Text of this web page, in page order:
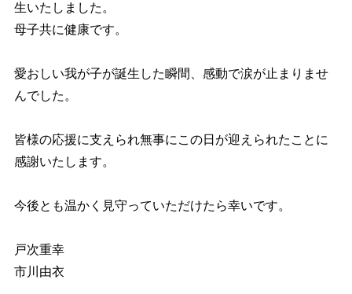
生いたしました。
母子共に健康です。
愛おしい我が子が誕生した瞬間、感動で涙が止まりませ
んでした。
皆様の応援に支えられ無事にこの日が迎えられたことに
感謝いたします。
今後とも温かく見守っていただけたら幸いです。
戸次重幸
市川由衣